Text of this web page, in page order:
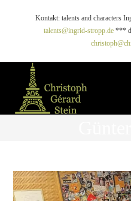
Kontakt: talents and characters
talents@ingrid-stropp.de***